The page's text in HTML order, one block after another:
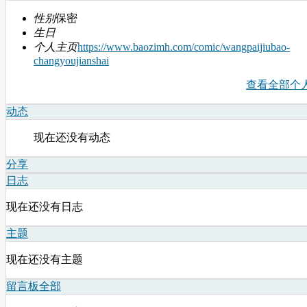
性别保密
生日
个人主页https://www.baozimh.com/comic/wangpaijiubao-
changyoujianshai
查看全部个
动态
现在还没有动态
分享
日志
现在还没有日志
主题
现在还没有主题
留言板全部